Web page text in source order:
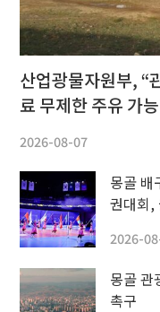
산업광물자원부, “
료 무제한 주유 가
2026-08-07
몽골 배
권대회,
2026-
몽골 관
촉구